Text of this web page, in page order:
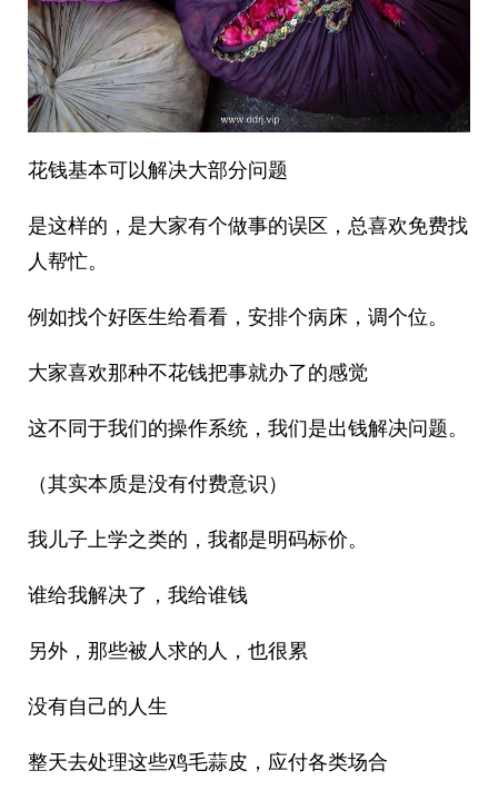
花钱基本可以解决大部分问题
是这样的，是大家有个做事的误区，总喜欢免费找
人帮忙。
例如找个好医生给看看，安排个病床，调个位。
大家喜欢那种不花钱把事就办了的感觉
这不同于我们的操作系统，我们是出钱解决问题。
（其实本质是没有付费意识）
我儿子上学之类的，我都是明码标价。
谁给我解决了，我给谁钱
另外，那些被人求的人，也很累
没有自己的人生
整天去处理这些鸡毛蒜皮，应付各类场合